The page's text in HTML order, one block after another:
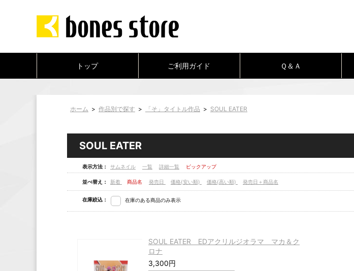
トップ ご利用ガイド Ｑ＆Ａ
ホーム > 作品別で探す > 「そ」タイトル作品 > SOUL EATER
SOUL EATER
表示方法： サムネイル 一覧 詳細一覧 ピックアップ
並べ替え： 新着 商品名 発売日 価格(安い順) 価格(高い順) 発売日＋商品名
在庫絞込： 在庫のある商品のみ表示
SOUL EATER EDアクリルジオラマ マカ＆ク
ロナ
3,300円